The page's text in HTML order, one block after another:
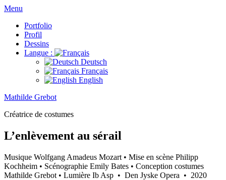
Menu
Portfolio
Profil
Dessins
Langue :
Deutsch
Français
English
Mathilde Grebot
Créatrice de costumes
L’enlèvement au sérail
Musique Wolfgang Amadeus Mozart • Mise en scène Philipp
Kochheim • Scénographie Emily Bates • Conception costumes
Mathilde Grebot • Lumière Ib Asp • Den Jyske Opera • 2020